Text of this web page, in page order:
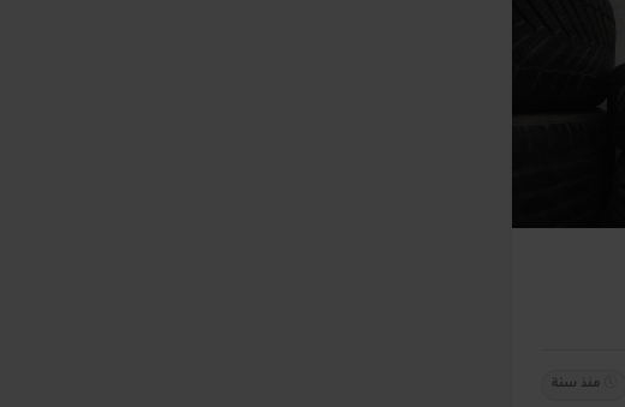
منذ سنة